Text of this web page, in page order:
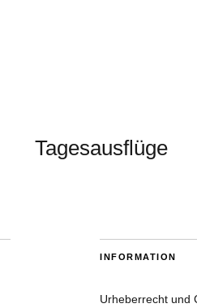
Tagesausflüge
INFORMATION
Urheberrecht und